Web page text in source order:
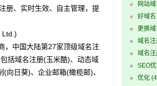
册、实时生效、自主管理，提
中国大陆第27家顶级域名注
括域名注册(玉米酷)、动态域
向日葵)、企业邮箱(橄榄邮)、
网站
好域名
更换
域名
域名
SEO
优化